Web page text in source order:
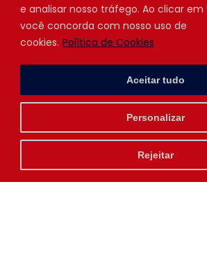
e analisar nosso tráfego. Ao clicar em
você concorda com nosso uso de
cookies. Política de Cookies
Personalizar
Rejeitar
Aceitar tudo